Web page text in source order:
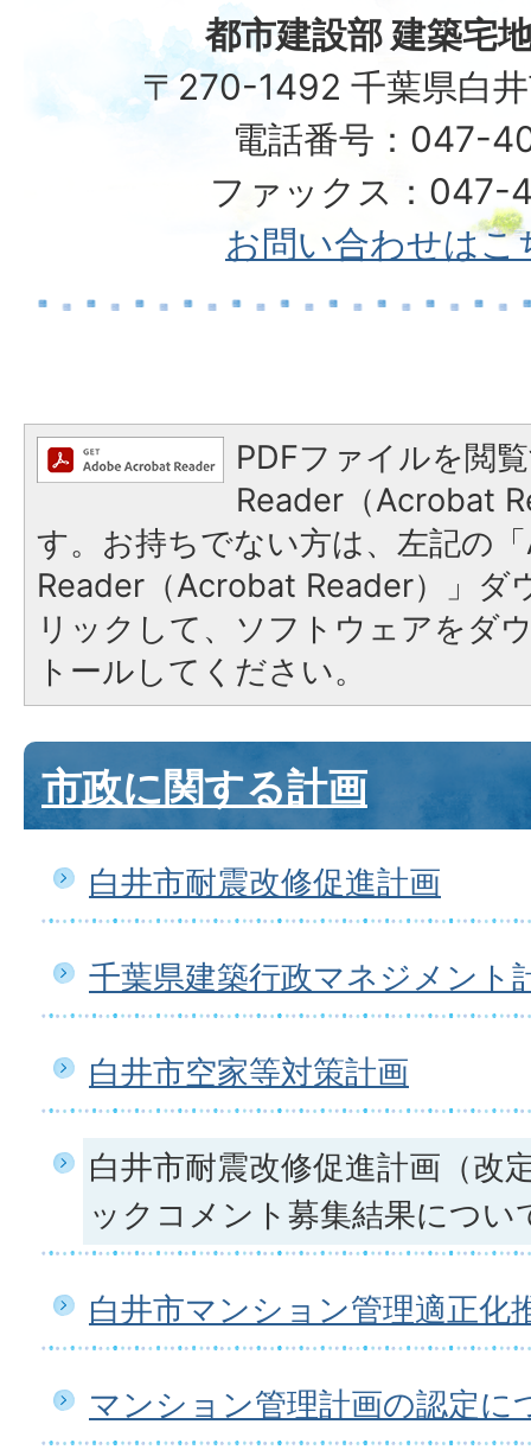
都市建設部 建築宅
〒270-1492 千葉県白
電話番号：047-
ファックス：047-
お問い合わせはこ
PDFファイルを閲
Reader（Acrobat
す。お持ちでない方は、左記の
Reader（Acrobat Reader）」ダ
リックして、ソフトウェアをダ
トールしてください。
市政に関する計画
白井市耐震改修促進計画
千葉県建築行政マネジメント
白井市空家等対策計画
白井市耐震改修促進計画（改
ックコメント募集結果につい
白井市マンション管理適正化
マンション管理計画の認定に